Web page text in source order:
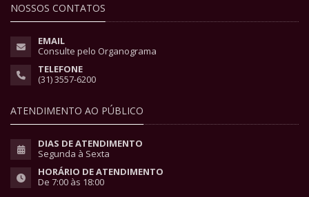
NOSSOS CONTATOS
EMAIL
Consulte pelo Organograma
TELEFONE
(31) 3557-6200
ATENDIMENTO AO PÚBLICO
DIAS DE ATENDIMENTO
Segunda à Sexta
HORÁRIO DE ATENDIMENTO
De 7:00 às 18:00